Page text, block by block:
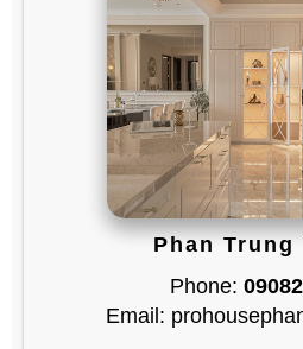
Phan Trung
Phone:
Email: